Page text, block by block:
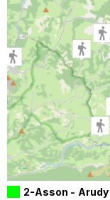
2-Asson - Arudy